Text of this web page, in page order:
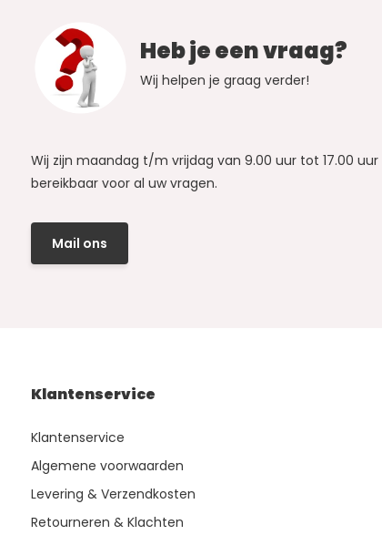
Heb je een vraag?
Wij helpen je graag verder!
Wij zijn maandag t/m vrijdag van 9.00 uur tot 17.00 uur
bereikbaar voor al uw vragen.
Mail ons
Klantenservice
Klantenservice
Algemene voorwaarden
Levering & Verzendkosten
Retourneren & Klachten